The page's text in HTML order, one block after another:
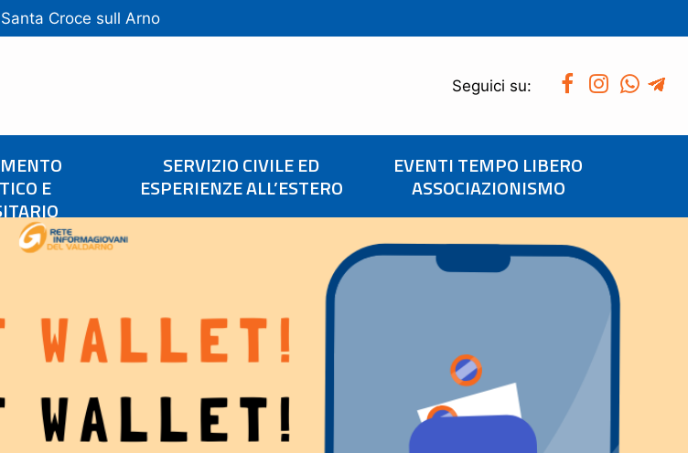
Santa Croce sull Arno
Seguici su:
E
SERVIZIO CIVILE ED
ESPERIENZE ALL’ESTERO
EVENTI TEMPO LIBERO
ASSOCIAZIONISMO